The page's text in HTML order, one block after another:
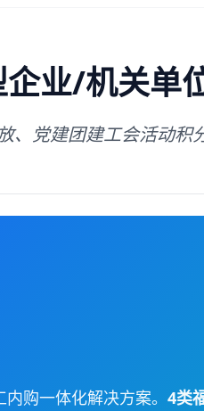
业/机关单
党建团建工会活动
购一体化解决方案。 4类